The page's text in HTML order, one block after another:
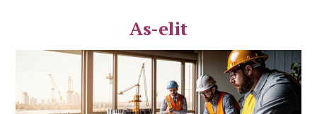
As-elit